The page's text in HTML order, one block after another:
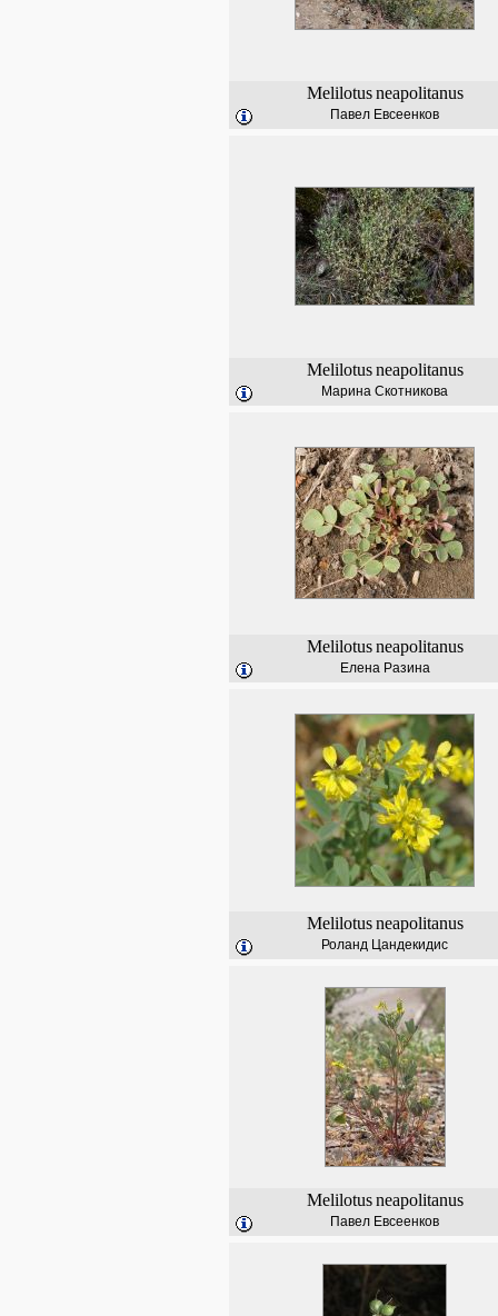
Melilotus neapolitanus
Павел Евсеенков
Melilotus neapolitanus
Марина Скотникова
Melilotus neapolitanus
Елена Разина
Melilotus neapolitanus
Роланд Цандекидис
Melilotus neapolitanus
Павел Евсеенков